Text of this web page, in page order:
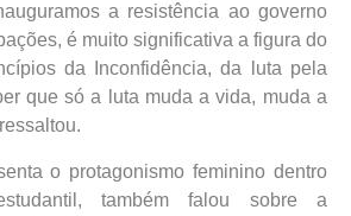
a resistência ao governo
é muito significativa a figura do
da Inconfidência, da luta pela
que só a luta muda a vida, muda a
o protagonismo feminino dentro
também falou sobre a